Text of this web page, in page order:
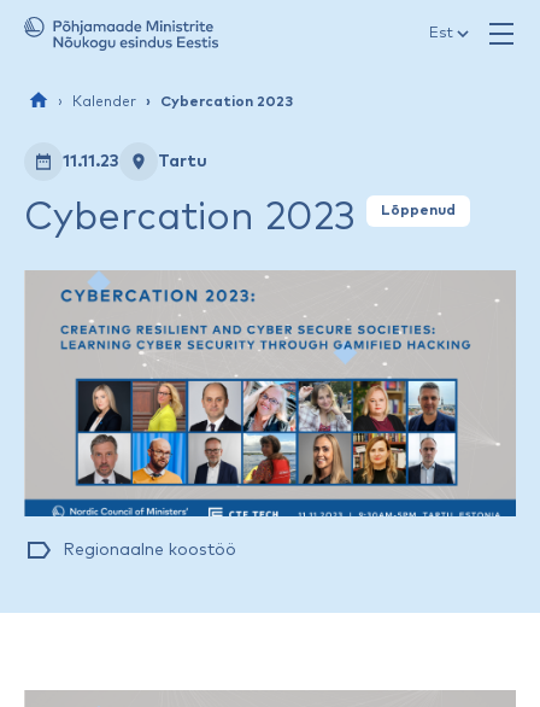
Jäta menüü vahele Est
Kalender Cybercation 2023
11.11.23 Tartu
Cybercation 2023 Lõppenud
Regionaalne koostöö